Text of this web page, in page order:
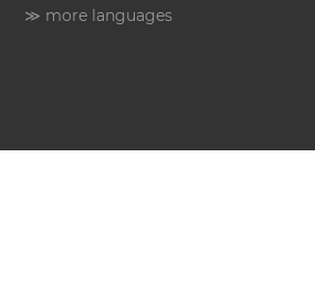
≫ more languages